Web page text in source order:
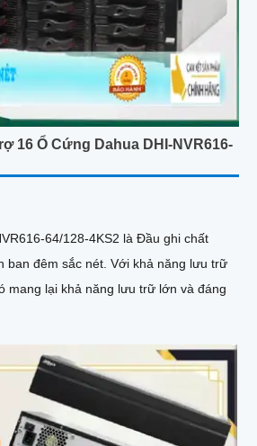
16 Ổ Cứng Dahua DHI-NVR616-
64/128-4KS2 là Đầu ghi chất
nét. Với khả năng lưu trữ
mang lại khả năng lưu trữ lớn và đáng